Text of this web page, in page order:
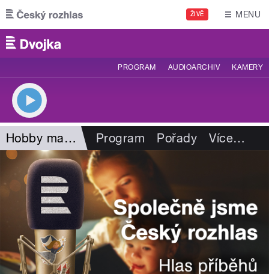
Přejít k hlavnímu obsahu
ŽIVĚ MENU
PROGRAM AUDIOARCHIV KAMERY
Hobby magazín Program Pořady Více…